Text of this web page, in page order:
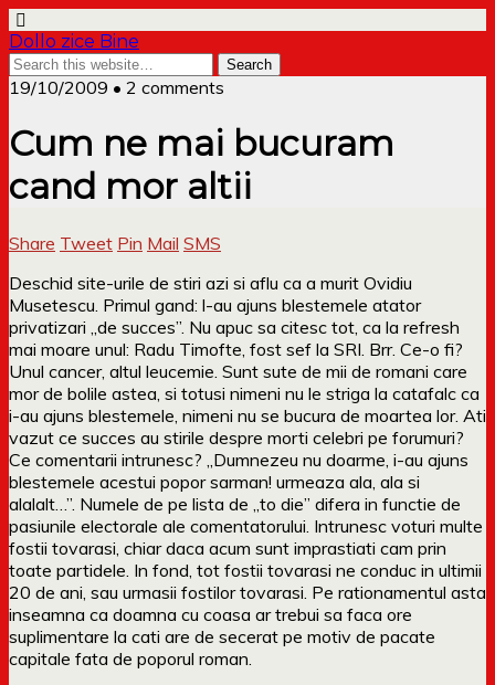
Dollo zice Bine
19/10/2009 • 2 comments
Cum ne mai bucuram
cand mor altii
Share Tweet Pin Mail SMS
Deschid site-urile de stiri azi si aflu ca a murit Ovidiu
Musetescu. Primul gand: l-au ajuns blestemele atator
privatizari „de succes”. Nu apuc sa citesc tot, ca la refresh
mai moare unul: Radu Timofte, fost sef la SRI. Brr. Ce-o fi?
Unul cancer, altul leucemie. Sunt sute de mii de romani care
mor de bolile astea, si totusi nimeni nu le striga la catafalc ca
i-au ajuns blestemele, nimeni nu se bucura de moartea lor. Ati
vazut ce succes au stirile despre morti celebri pe forumuri?
Ce comentarii intrunesc? „Dumnezeu nu doarme, i-au ajuns
blestemele acestui popor sarman! urmeaza ala, ala si
alalalt…”. Numele de pe lista de „to die” difera in functie de
pasiunile electorale ale comentatorului. Intrunesc voturi multe
fostii tovarasi, chiar daca acum sunt imprastiati cam prin
toate partidele. In fond, tot fostii tovarasi ne conduc in ultimii
20 de ani, sau urmasii fostilor tovarasi. Pe rationamentul asta
inseamna ca doamna cu coasa ar trebui sa faca ore
suplimentare la cati are de secerat pe motiv de pacate
capitale fata de poporul roman.